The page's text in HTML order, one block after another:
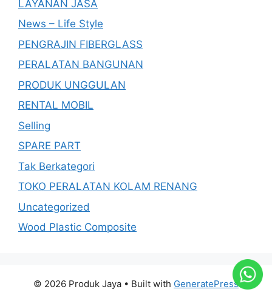
LAYANAN JASA
News – Life Style
PENGRAJIN FIBERGLASS
PERALATAN BANGUNAN
PRODUK UNGGULAN
RENTAL MOBIL
Selling
SPARE PART
Tak Berkategori
TOKO PERALATAN KOLAM RENANG
Uncategorized
Wood Plastic Composite
© 2026 Produk Jaya • Built with GeneratePress